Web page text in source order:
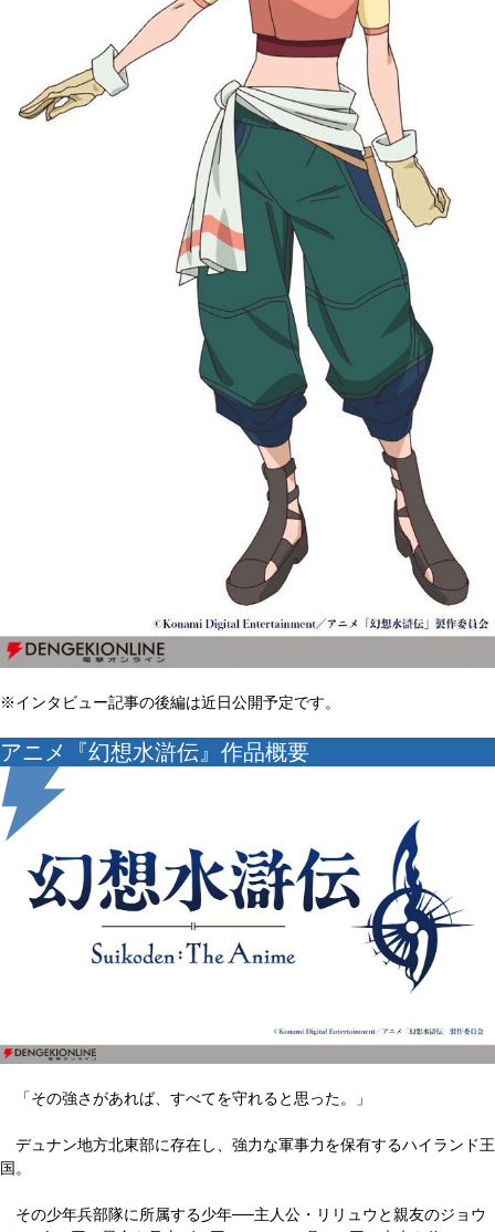
※インタビュー記事の後編は近日公開予定です。
アニメ『幻想水滸伝』作品概要
「その強さがあれば、すべてを守れると思った。」
デュナン地方北東部に存在し、強力な軍事力を保有するハイランド王
国。
その少年兵部隊に所属する少年──主人公・リリュウと親友のジョウ